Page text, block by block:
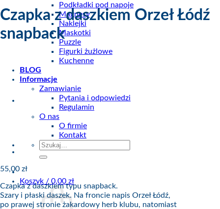
Podkładki pod napoje
Magnesy
Naklejki
Maskotki
Puzzle
Figurki żużlowe
Kuchenne
BLOG
Informacje
Zamawianie
Pytania i odpowiedzi
Regulamin
O nas
O firmie
Kontakt
Szukaj:
Koszyk / 0,00 zł
Czapka z daszkiem Orzeł Łódź
snapback
55,00 zł
Czapka z daszkiem typu snapback.
Szary i płaski daszek. Na froncie napis Orzeł Łódź,
po prawej stronie żakardowy herb klubu, natomiast